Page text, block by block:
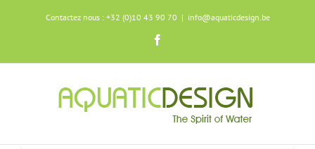
Contactez nous : +32 (0)10 43 90 70 | info@aquaticdesign.be